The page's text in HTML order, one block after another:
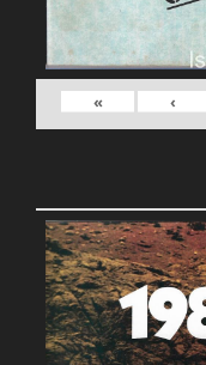
›
»